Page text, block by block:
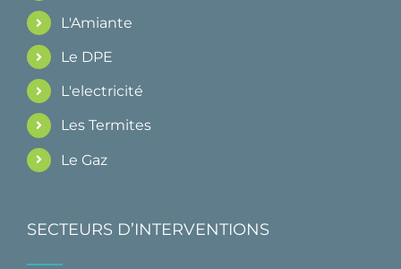
L'Amiante
Le DPE
L'electricité
Les Termites
Le Gaz
SECTEURS D’INTERVENTIONS